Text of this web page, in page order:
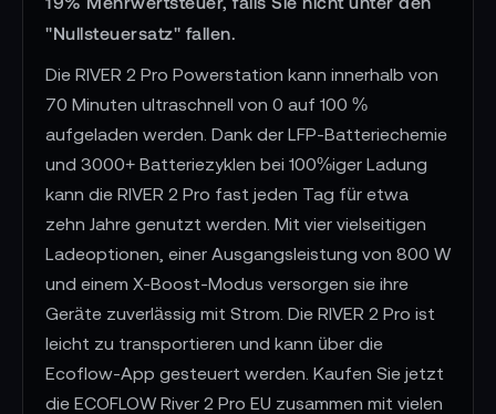
"Nullsteuersatz" fallen.
Die RIVER 2 Pro Powerstation kann innerhalb von
70 Minuten ultraschnell von 0 auf 100 %
aufgeladen werden. Dank der LFP-Batteriechemie
und 3000+ Batteriezyklen bei 100%iger Ladung
kann die RIVER 2 Pro fast jeden Tag für etwa
zehn Jahre genutzt werden. Mit vier vielseitigen
Ladeoptionen, einer Ausgangsleistung von 800 W
und einem X-Boost-Modus versorgen sie ihre
Geräte zuverlässig mit Strom. Die RIVER 2 Pro ist
leicht zu transportieren und kann über die
Ecoflow-App gesteuert werden. Kaufen Sie jetzt
die ECOFLOW River 2 Pro EU zusammen mit vielen